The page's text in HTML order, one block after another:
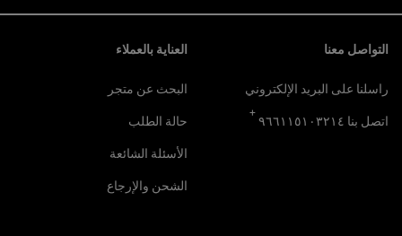
التواصل معنا
راسلنا على البريد الإلكتروني
اتصل بنا ٩٦٦١١٥١٠٣٢١٤
+
العناية بالعملاء
البحث عن متجر
حالة الطلب
الأسئلة الشائعة
الشحن والإرجاع